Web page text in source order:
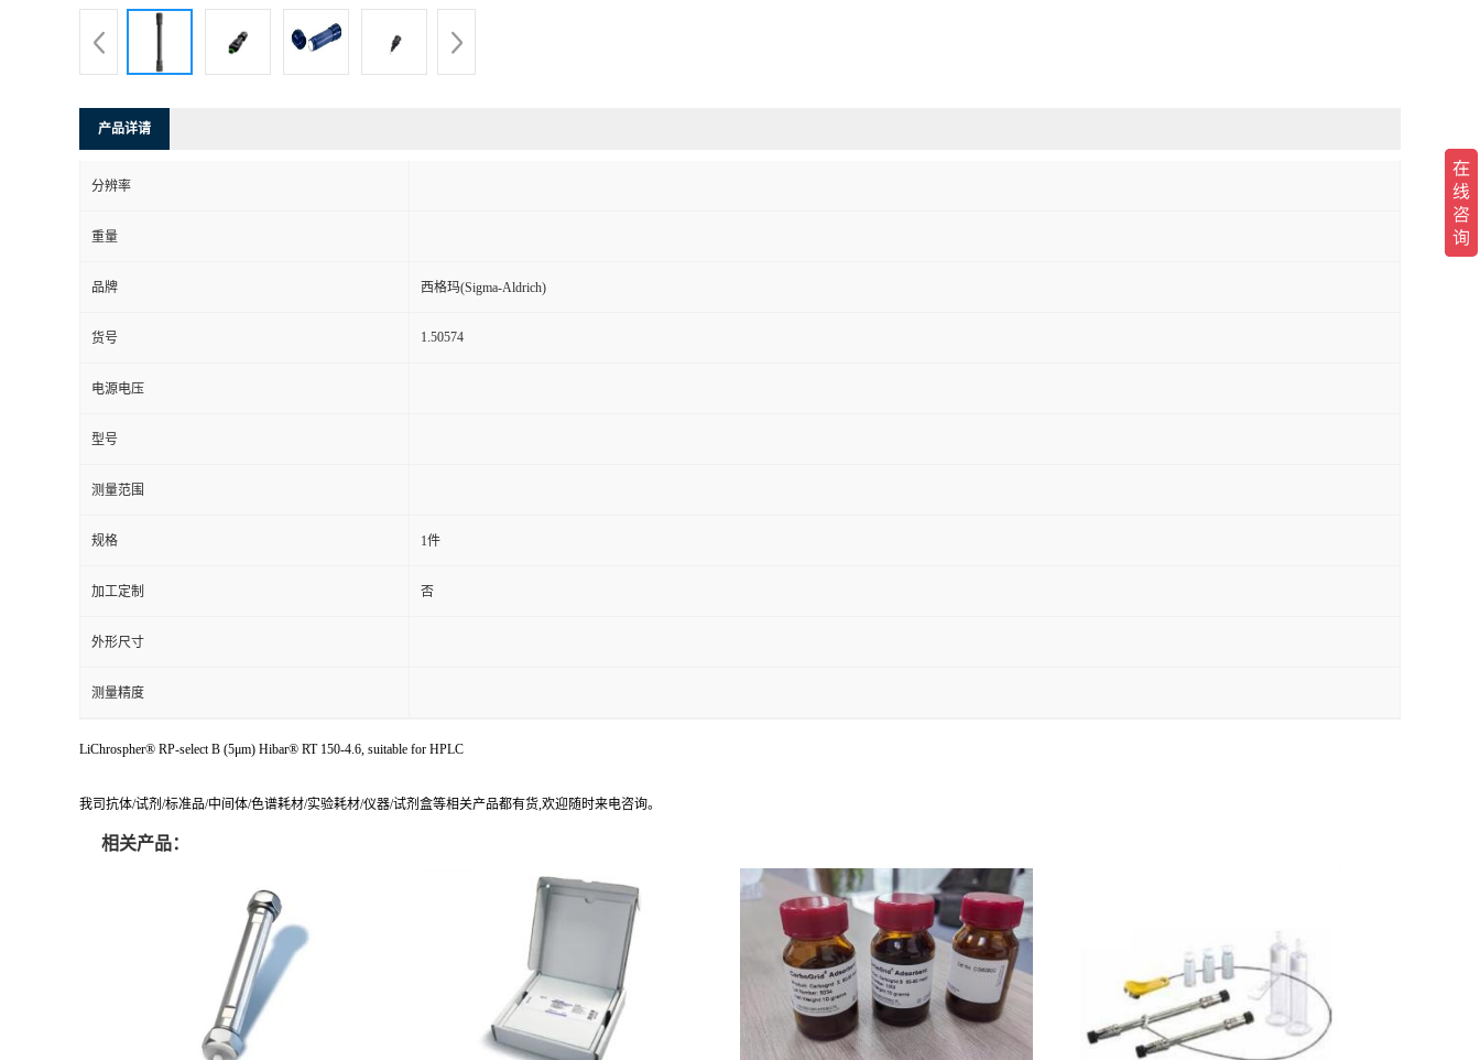
产品详请
分辨率
重量
品牌 西格玛(Sigma-Aldrich)
货号 1.50574
电源电压
型号
测量范围
规格 1件
加工定制 否
外形尺寸
测量精度
LiChrospher® RP-select B (5μm) Hibar® RT 150-4.6, suitable for HPLC
我司抗体/试剂/标准品/中间体/色谱耗材/实验耗材/仪器/试剂盒等相关产品都有货,欢迎随时来电咨询。
相关产品：